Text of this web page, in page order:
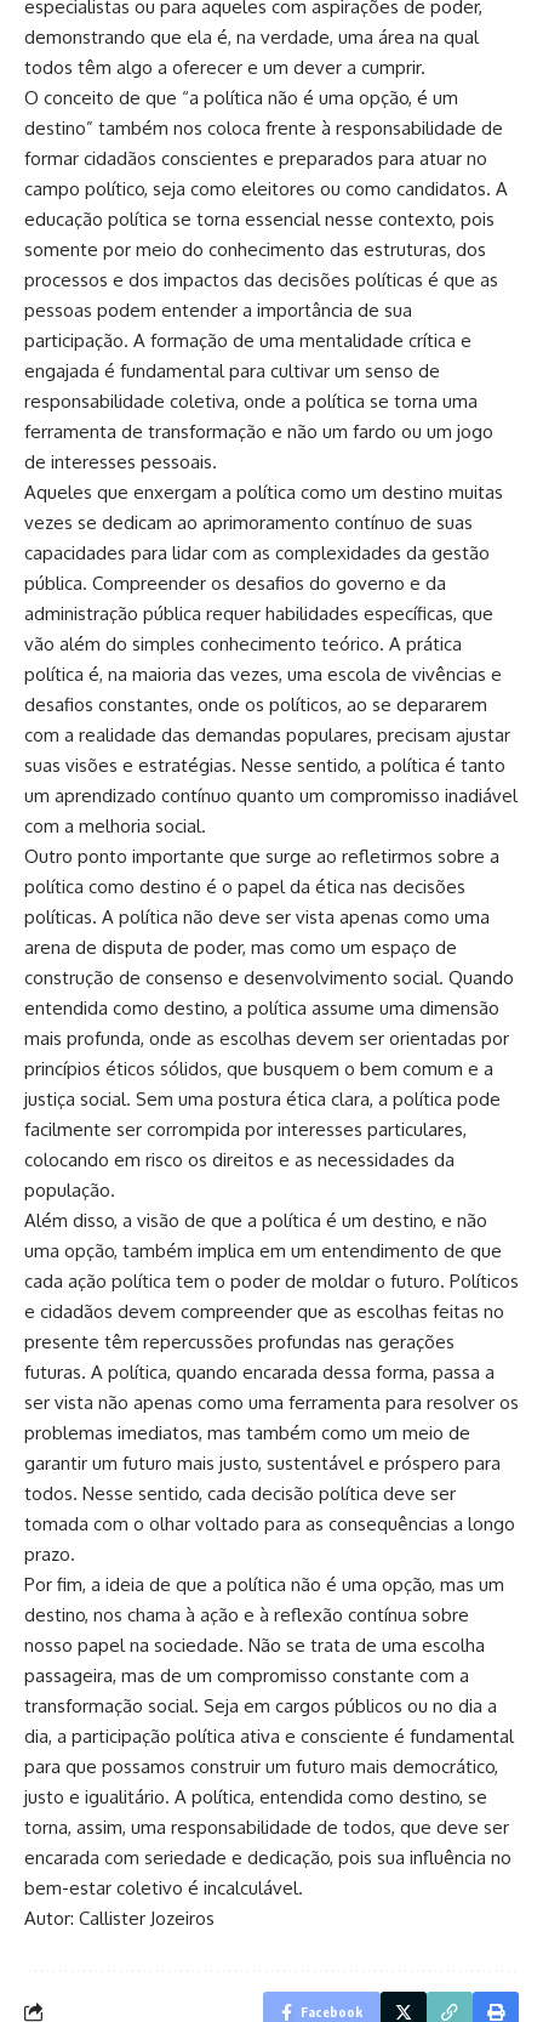
especialistas ou para aqueles com aspirações de poder,
demonstrando que ela é, na verdade, uma área na qual
todos têm algo a oferecer e um dever a cumprir.
O conceito de que “a política não é uma opção, é um
destino” também nos coloca frente à responsabilidade de
formar cidadãos conscientes e preparados para atuar no
campo político, seja como eleitores ou como candidatos. A
educação política se torna essencial nesse contexto, pois
somente por meio do conhecimento das estruturas, dos
processos e dos impactos das decisões políticas é que as
pessoas podem entender a importância de sua
participação. A formação de uma mentalidade crítica e
engajada é fundamental para cultivar um senso de
responsabilidade coletiva, onde a política se torna uma
ferramenta de transformação e não um fardo ou um jogo
de interesses pessoais.
Aqueles que enxergam a política como um destino muitas
vezes se dedicam ao aprimoramento contínuo de suas
capacidades para lidar com as complexidades da gestão
pública. Compreender os desafios do governo e da
administração pública requer habilidades específicas, que
vão além do simples conhecimento teórico. A prática
política é, na maioria das vezes, uma escola de vivências e
desafios constantes, onde os políticos, ao se depararem
com a realidade das demandas populares, precisam ajustar
suas visões e estratégias. Nesse sentido, a política é tanto
um aprendizado contínuo quanto um compromisso inadiável
com a melhoria social.
Outro ponto importante que surge ao refletirmos sobre a
política como destino é o papel da ética nas decisões
políticas. A política não deve ser vista apenas como uma
arena de disputa de poder, mas como um espaço de
construção de consenso e desenvolvimento social. Quando
entendida como destino, a política assume uma dimensão
mais profunda, onde as escolhas devem ser orientadas por
princípios éticos sólidos, que busquem o bem comum e a
justiça social. Sem uma postura ética clara, a política pode
facilmente ser corrompida por interesses particulares,
colocando em risco os direitos e as necessidades da
população.
Além disso, a visão de que a política é um destino, e não
uma opção, também implica em um entendimento de que
cada ação política tem o poder de moldar o futuro. Políticos
e cidadãos devem compreender que as escolhas feitas no
presente têm repercussões profundas nas gerações
futuras. A política, quando encarada dessa forma, passa a
ser vista não apenas como uma ferramenta para resolver os
problemas imediatos, mas também como um meio de
garantir um futuro mais justo, sustentável e próspero para
todos. Nesse sentido, cada decisão política deve ser
tomada com o olhar voltado para as consequências a longo
prazo.
Por fim, a ideia de que a política não é uma opção, mas um
destino, nos chama à ação e à reflexão contínua sobre
nosso papel na sociedade. Não se trata de uma escolha
passageira, mas de um compromisso constante com a
transformação social. Seja em cargos públicos ou no dia a
dia, a participação política ativa e consciente é fundamental
para que possamos construir um futuro mais democrático,
justo e igualitário. A política, entendida como destino, se
torna, assim, uma responsabilidade de todos, que deve ser
encarada com seriedade e dedicação, pois sua influência no
bem-estar coletivo é incalculável.
Autor: Callister Jozeiros
Facebook